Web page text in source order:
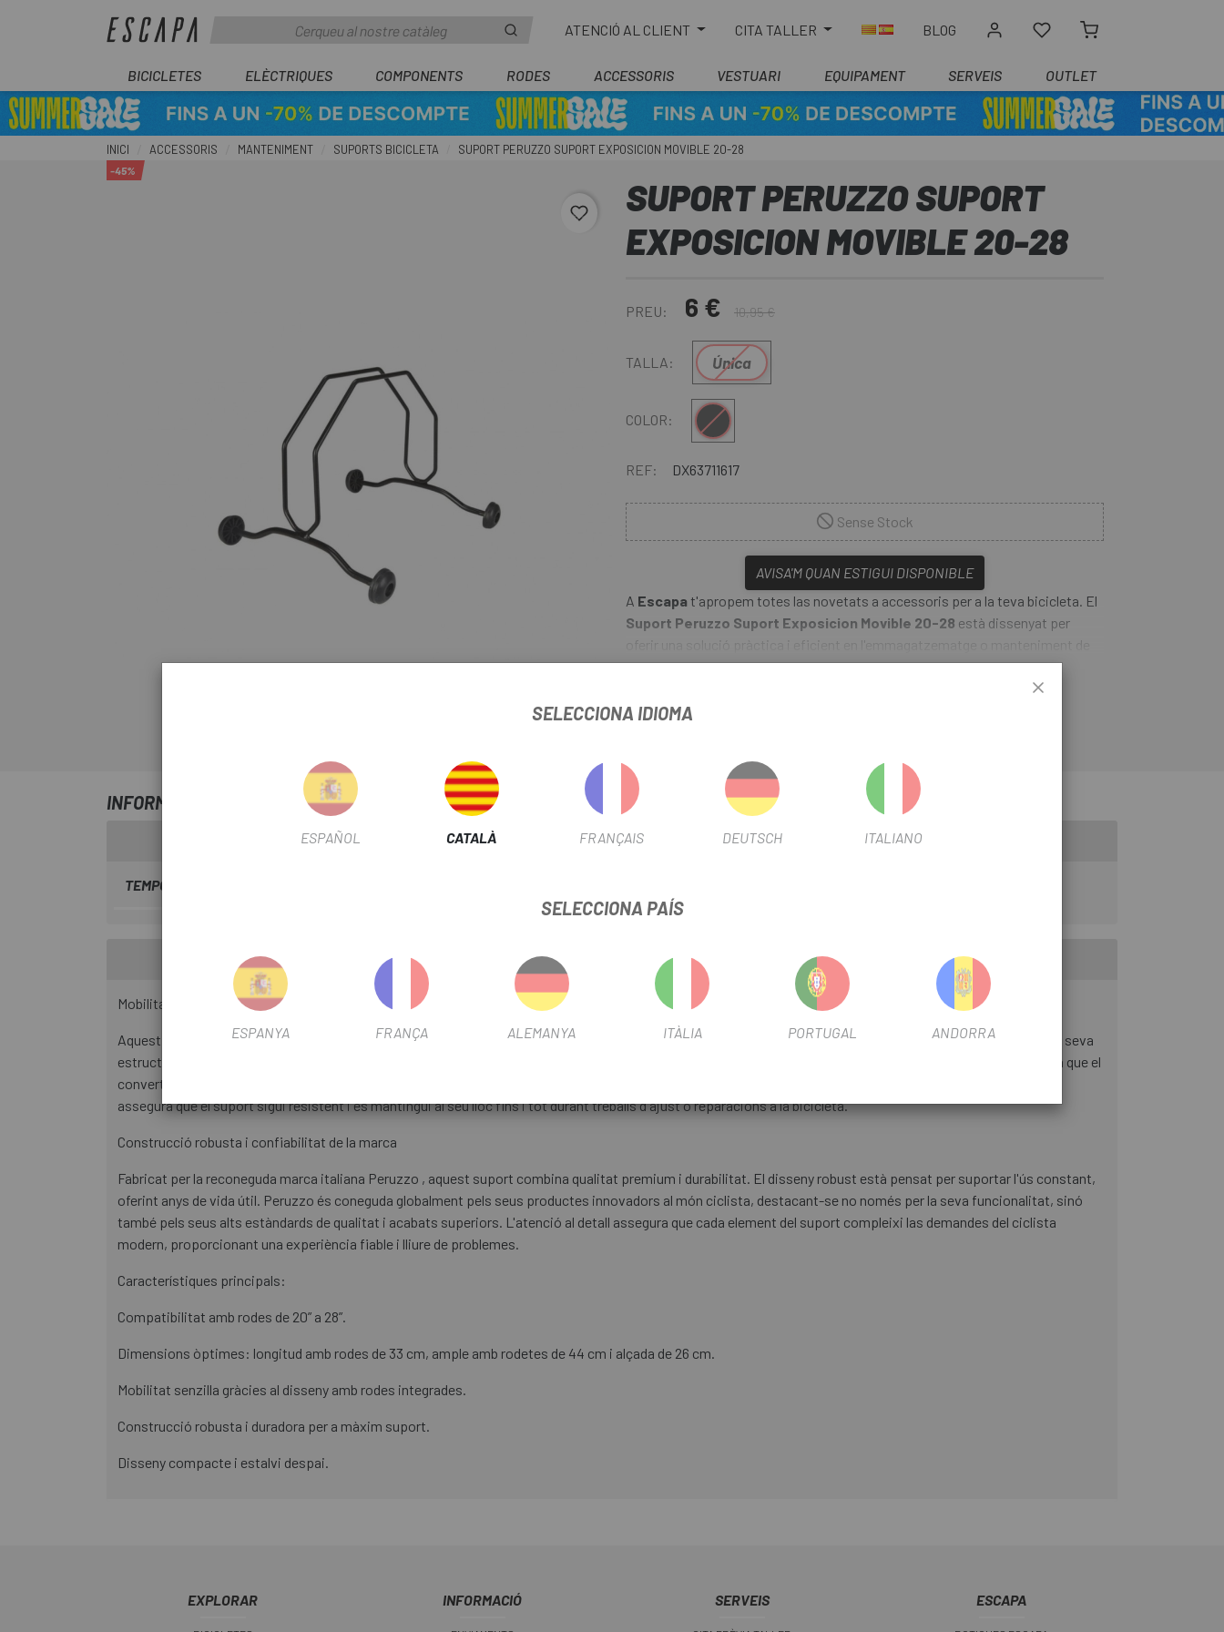
ATENCIÓ AL CLIENT CITA TALLER BLOG
BICICLETES ELÈCTRIQUES COMPONENTS RODES ACCESSORIS VESTUARI EQUIPAMENT SERVEIS OUTLET
INICI ACCESSORIS MANTENIMENT SUPORTS BICICLETA SUPORT PERUZZO SUPORT EXPOSICION MOVIBLE 20-28
favorite_border
-45%
SUPORT PERUZZO SUPORT
EXPOSICION MOVIBLE 20-28
PREU: 6 € 10,95 €
TALLA: Única
COLOR: Multi
REF: DX63711617
Sense Stock
AVISA'M QUAN ESTIGUI DISPONIBLE
A Escapa t'apropem totes las novetats a accessoris per a la teva bicicleta. El
Suport Peruzzo Suport Exposicion Movible 20-28 està dissenyat per
oferir una solució pràctica i eficient en l'emmagatzematge o manteniment de
bicicletes. Amb la seva capacitat d'adaptar-se a una àmplia gamma de mides
Suport Peruzzo Suport
Exposició Movible 20-28
superfície on es col·loca. Ideal per a garatges, tallers, o fins i tot petites àrees
d'ús domèstic, el disseny optimitzat estalvia espai i assegura màxima
INFORMACIÓ SOBRE SUPORT PERUZZO SUPORT EXPOSICION MOVIBLE 20-28
FITXA DE PRODUCTE
TEMPORADA
INFORMACIÓ DEL PRODUCTE
Mobilitat senzilla i dimensions compactes
Aquest suport destaca pel disseny altament portàtil. Gràcies a las dimensions de longitud amb rodes: 33 cm, amplada amb rodetes: 44 cm i alçada: 26 cm, la seva
estructura compacta permet moure'l d'un lloc a un altre amb gran facilitat. Las rodes integrades afavoreixen un moviment fluid sense esforç addicional, cosa que el
converteix en el complement perfecte per a aquells que necessiten flexibilitat durant el seu ús. Aquest nivell de portabilitat no sacrifica estabilitat, cosa que
assegura que el suport sigui resistent i es mantingui al seu lloc fins i tot durant treballs d'ajust o reparacions a la bicicleta.
Construcció robusta i confiabilitat de la marca
Fabricat per la reconeguda marca italiana Peruzzo , aquest suport combina qualitat premium i durabilitat. El disseny robust està pensat per suportar l'ús constant,
oferint anys de vida útil. Peruzzo és coneguda globalment pels seus productes innovadors al món ciclista, destacant-se no només per la seva funcionalitat, sinó
també pels seus alts estàndards de qualitat i acabats superiors. L'atenció al detall assegura que cada element del suport compleixi las demandes del ciclista
modern, proporcionant una experiència fiable i lliure de problemes.
Característiques principals:
Compatibilitat amb rodes de 20” a 28”.
Dimensions òptimes: longitud amb rodes de 33 cm, ample amb rodetes de 44 cm i alçada de 26 cm.
Mobilitat senzilla gràcies al disseny amb rodes integrades.
Construcció robusta i duradora per a màxim suport.
Disseny compacte i estalvi despai.
EXPLORAR INFORMACIÓ SERVEIS ESCAPA
SELECCIONA IDIOMA
ESPAÑOL CATALÀ FRANÇAIS DEUTSCH ITALIANO
SELECCIONA PAÍS
ESPANYA FRANÇA ALEMANYA ITÀLIA PORTUGAL ANDORRA